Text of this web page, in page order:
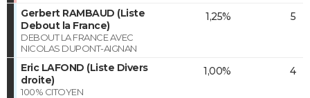
Gerbert RAMBAUD (Liste
Debout la France)
DEBOUT LA FRANCE AVEC
NICOLAS DUPONT-AIGNAN
1,25% 5
Eric LAFOND (Liste Divers
droite)
100% CITOYEN
1,00% 4